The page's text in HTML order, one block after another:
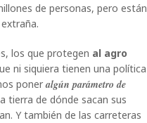
de personas, pero están
los que protegen al agro
ni siquiera tienen una política
poneralgún parámetro de
tierra de dónde sacan sus
Y también de las carreteras